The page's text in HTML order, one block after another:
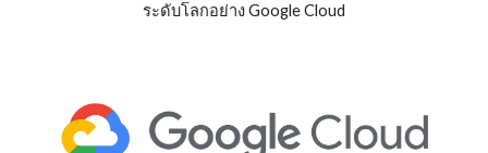
ระดับโลกอย่าง Google Cloud